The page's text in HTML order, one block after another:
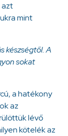
azt
mint
készségtől. A
sokat
a hatékony
az
lévő
kötelék az